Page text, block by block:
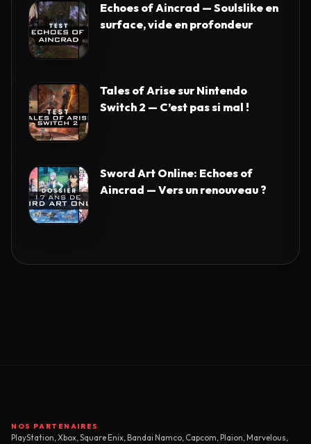
Echoes of Aincrad — Soulslike en
surface, vide en profondeur
Tales of Arise sur Nintendo
Switch 2 — C’est pas si mal !
Sword Art Online: Echoes of
Aincrad — Vers un renouveau ?
NOS PARTENAIRES
PlayStation, Xbox, Square Enix, Bandai Namco, Capcom, Plaion, Marvelous,